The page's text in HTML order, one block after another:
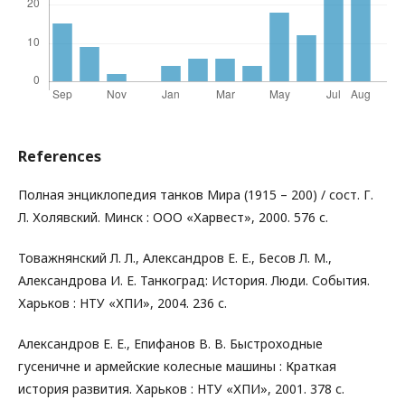
References
Полная энциклопедия танков Мира (1915 – 200) / сост. Г.
Л. Холявский. Минск : ООО «Харвест», 2000. 576 с.
Товажнянский Л. Л., Александров Е. Е., Бесов Л. М.,
Александрова И. Е. Танкоград: История. Люди. События.
Харьков : НТУ «ХПИ», 2004. 236 с.
Александров Е. Е., Епифанов В. В. Быстроходные
гусеничне и армейские колесные машины : Краткая
история развития. Харьков : НТУ «ХПИ», 2001. 378 с.